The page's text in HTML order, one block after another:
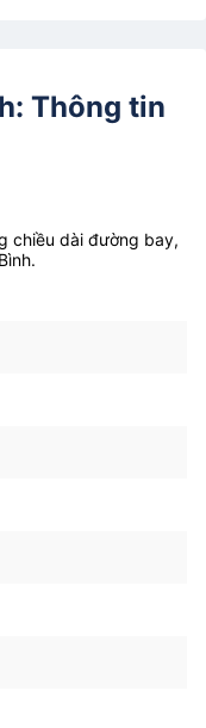
Thông tin
chiều dài đường bay,